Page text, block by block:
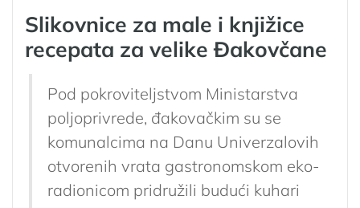
Slikovnice za male i knjižice
recepata za velike Đakovčane
Pod pokroviteljstvom Ministarstva
poljoprivrede, đakovačkim su se
komunalcima na Danu Univerzalovih
otvorenih vrata gastronomskom eko-
radionicom pridružili budući kuhari